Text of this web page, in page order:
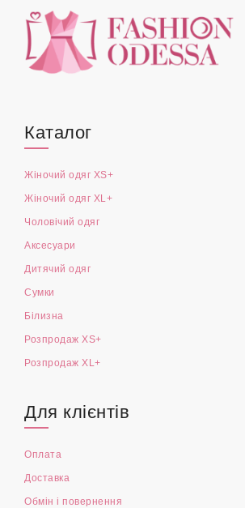
Каталог
Жіночий одяг XS+
Жіночий одяг XL+
Чоловічий одяг
Аксесуари
Дитячий одяг
Сумки
Білизна
Розпродаж XS+
Розпродаж XL+
Для клієнтів
Оплата
Доставка
Обмін і повернення